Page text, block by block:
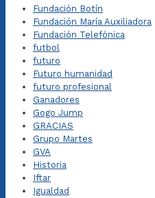
Fundación Botín
Fundación María Auxiliadora
Fundación Telefónica
futbol
futuro
Futuro humanidad
futuro profesional
Ganadores
Gogo Jump
GRACIAS
Grupo Martes
GVA
Historia
Iftar
Igualdad